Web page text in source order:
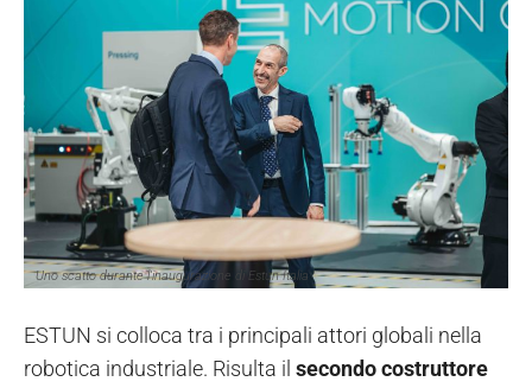
Uno scatto durante l'inaugurazione di Estun Italia
ESTUN si colloca tra i principali attori globali nella
robotica industriale. Risulta il secondo costruttore